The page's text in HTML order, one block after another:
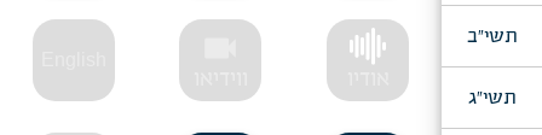
תשי"ב
תשי"ג